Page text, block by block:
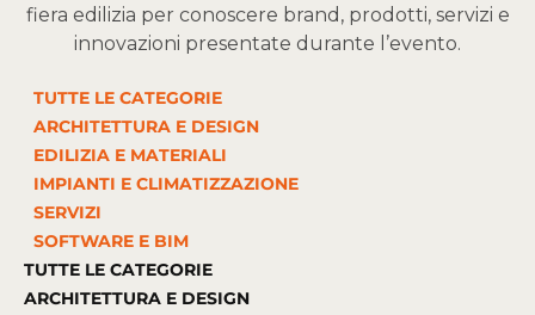
fiera edilizia per conoscere brand, prodotti, servizi e
innovazioni presentate durante l’evento.
TUTTE LE CATEGORIE
ARCHITETTURA E DESIGN
EDILIZIA E MATERIALI
IMPIANTI E CLIMATIZZAZIONE
SERVIZI
SOFTWARE E BIM
TUTTE LE CATEGORIE
ARCHITETTURA E DESIGN